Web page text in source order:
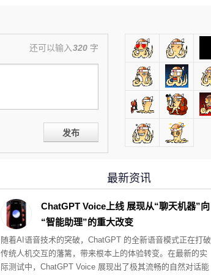
还可以输入320 字
发布
最新资讯
ChatGPT Voice上线 展现从“聊天机器”向
“智能助理”的重大改变
随着AI语音技术的突破，ChatGPT 的全新语音模式正在打破
传统人机交互的藩篱，带来根本上的体验转变。在最新的实
际测试中，ChatGPT Voice 展现出了极其流畅的自然对话能